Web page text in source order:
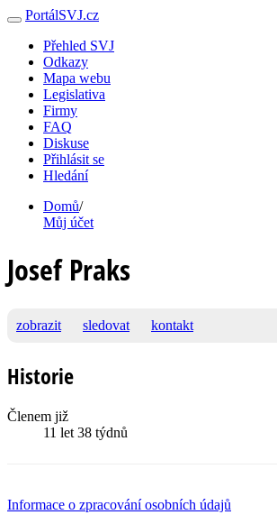
PortálSVJ.cz
Přehled SVJ
Odkazy
Mapa webu
Legislativa
Firmy
FAQ
Diskuse
Přihlásit se
Hledání
Domů/
Můj účet
Josef Praks
zobrazit sledovat kontakt
Historie
Členem již
11 let 38 týdnů
Informace o zpracování osobních údajů